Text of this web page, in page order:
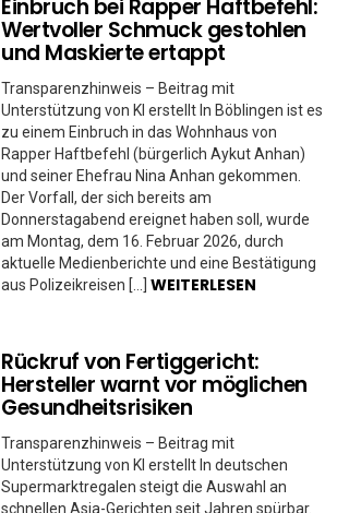
Einbruch bei Rapper Haftbefehl:
Wertvoller Schmuck gestohlen
und Maskierte ertappt
Transparenzhinweis – Beitrag mit
Unterstützung von KI erstellt In Böblingen ist es
zu einem Einbruch in das Wohnhaus von
Rapper Haftbefehl (bürgerlich Aykut Anhan)
und seiner Ehefrau Nina Anhan gekommen.
Der Vorfall, der sich bereits am
Donnerstagabend ereignet haben soll, wurde
am Montag, dem 16. Februar 2026, durch
aktuelle Medienberichte und eine Bestätigung
aus Polizeikreisen […] WEITERLESEN
Rückruf von Fertiggericht:
Hersteller warnt vor möglichen
Gesundheitsrisiken
Transparenzhinweis – Beitrag mit
Unterstützung von KI erstellt In deutschen
Supermarktregalen steigt die Auswahl an
schnellen Asia-Gerichten seit Jahren spürbar.